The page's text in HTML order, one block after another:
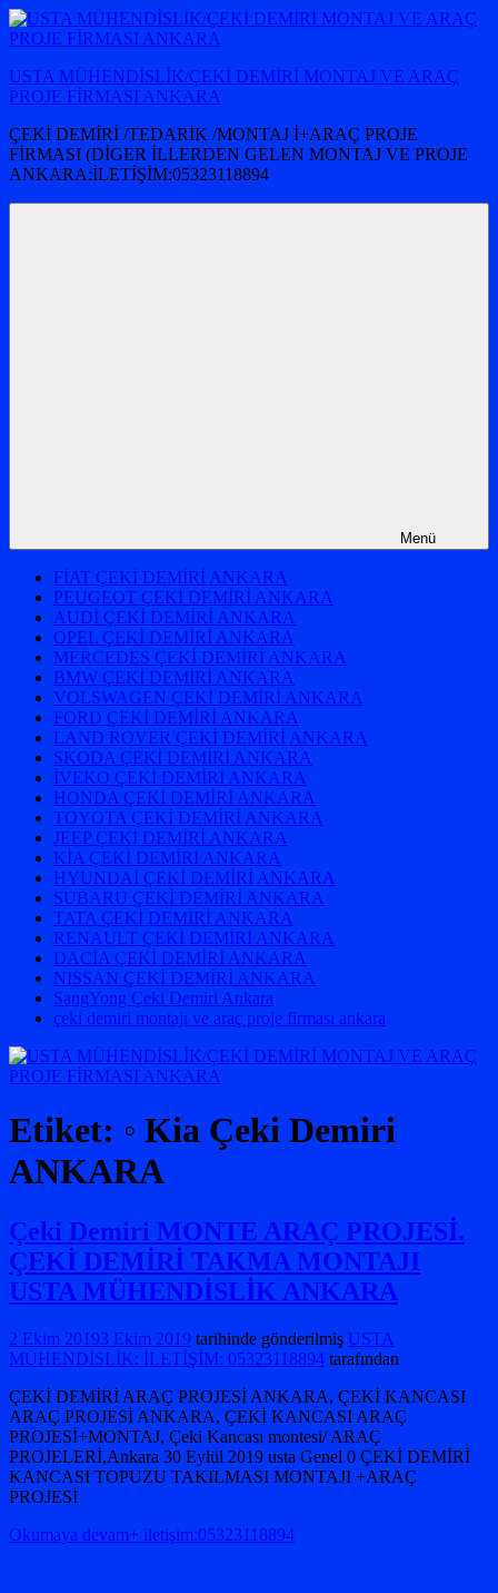
İçeriğe
atla
USTA MÜHENDİSLİK/ÇEKİ DEMİRİ MONTAJ VE ARAÇ
PROJE FİRMASI ANKARA
ÇEKİ DEMİRİ /TEDARİK /MONTAJ İ+ARAÇ PROJE
FİRMASI (DİGER İLLERDEN GELEN MONTAJ VE PROJE
ANKARA:İLETİŞİM:05323118894
Menü
FİAT ÇEKİ DEMİRİ ANKARA
PEUGEOT ÇEKİ DEMİRİ ANKARA
AUDİ ÇEKİ DEMİRİ ANKARA
OPEL ÇEKİ DEMİRİ ANKARA
MERCEDES ÇEKİ DEMİRİ ANKARA
BMW ÇEKİ DEMİRİ ANKARA
VOLSWAGEN ÇEKİ DEMİRİ ANKARA
FORD ÇEKİ DEMİRİ ANKARA
LAND ROVER ÇEKİ DEMİRİ ANKARA
SKODA ÇEKİ DEMİRİ ANKARA
İVEKO ÇEKİ DEMİRİ ANKARA
HONDA ÇEKİ DEMİRİ ANKARA
TOYOTA ÇEKİ DEMİRİ ANKARA
JEEP ÇEKİ DEMİRİ ANKARA
KİA ÇEKİ DEMİRİ ANKARA
HYUNDAİ ÇEKİ DEMİRİ ANKARA
SUBARU ÇEKİ DEMİRİ ANKARA
TATA ÇEKİ DEMİRİ ANKARA
RENAULT ÇEKİ DEMİRİ ANKARA
DACİA ÇEKİ DEMİRİ ANKARA
NISSAN ÇEKİ DEMİRİ ANKARA
SangYong Çeki Demiri Ankara
çeki demiri montajı ve araç proje firması ankara
Etiket: ◦ Kia Çeki Demiri
ANKARA
Çeki Demiri MONTE ARAÇ PROJESİ.
ÇEKİ DEMİRİ TAKMA MONTAJI
USTA MÜHENDİSLİK ANKARA
2 Ekim 20193 Ekim 2019 tarihinde gönderilmiş USTA
MÜHENDİSLİK: İLETİŞİM: 05323118894 tarafından
ÇEKİ DEMİRİ ARAÇ PROJESİ ANKARA, ÇEKİ KANCASI
ARAÇ PROJESİ ANKARA, ÇEKİ KANCASI ARAÇ
PROJESİ+MONTAJ, Çeki Kancası montesi/ ARAÇ
PROJELERİ,Ankara 30 Eylül 2019 usta Genel 0 ÇEKİ DEMİRİ
KANCASI TOPUZU TAKILMASI MONTAJI +ARAÇ
PROJESİ
Okumaya devam+ iletişim:05323118894